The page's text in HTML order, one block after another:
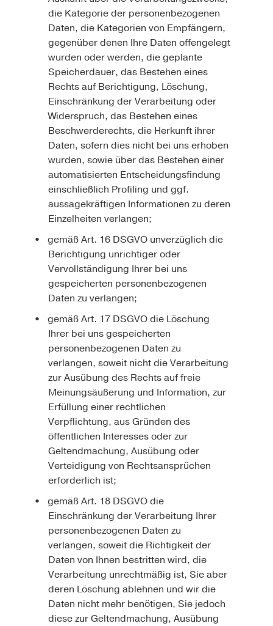
die Kategorie der personenbezogenen
Daten, die Kategorien von Empfängern,
gegenüber denen Ihre Daten offengelegt
wurden oder werden, die geplante
Speicherdauer, das Bestehen eines
Rechts auf Berichtigung, Löschung,
Einschränkung der Verarbeitung oder
Widerspruch, das Bestehen eines
Beschwerderechts, die Herkunft ihrer
Daten, sofern dies nicht bei uns erhoben
wurden, sowie über das Bestehen einer
automatisierten Entscheidungsfindung
einschließlich Profiling und ggf.
aussagekräftigen Informationen zu deren
Einzelheiten verlangen;
gemäß Art. 16 DSGVO unverzüglich die
Berichtigung unrichtiger oder
Vervollständigung Ihrer bei uns
gespeicherten personenbezogenen
Daten zu verlangen;
gemäß Art. 17 DSGVO die Löschung
Ihrer bei uns gespeicherten
personenbezogenen Daten zu
verlangen, soweit nicht die Verarbeitung
zur Ausübung des Rechts auf freie
Meinungsäußerung und Information, zur
Erfüllung einer rechtlichen
Verpflichtung, aus Gründen des
öffentlichen Interesses oder zur
Geltendmachung, Ausübung oder
Verteidigung von Rechtsansprüchen
erforderlich ist;
gemäß Art. 18 DSGVO die
Einschränkung der Verarbeitung Ihrer
personenbezogenen Daten zu
verlangen, soweit die Richtigkeit der
Daten von Ihnen bestritten wird, die
Verarbeitung unrechtmäßig ist, Sie aber
deren Löschung ablehnen und wir die
Daten nicht mehr benötigen, Sie jedoch
diese zur Geltendmachung, Ausübung